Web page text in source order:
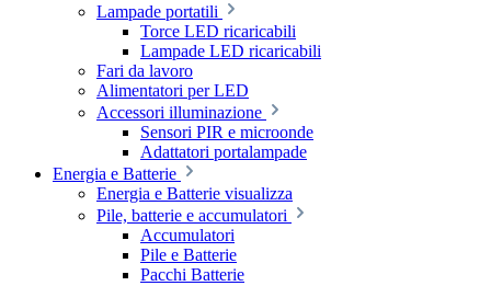
Lampade portatili
Torce LED ricaricabili
Lampade LED ricaricabili
Fari da lavoro
Alimentatori per LED
Accessori illuminazione
Sensori PIR e microonde
Adattatori portalampade
Energia e Batterie
Energia e Batterie visualizza
Pile, batterie e accumulatori
Accumulatori
Pile e Batterie
Pacchi Batterie